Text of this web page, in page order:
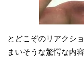
とどこぞのリアクシ
まいそうな驚愕な内